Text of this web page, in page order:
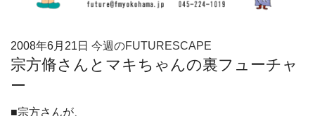
2008年6月21日 今週のFUTURESCAPE
宗方脩さんとマキちゃんの裏フューチャ
ー
■宗方さんが、